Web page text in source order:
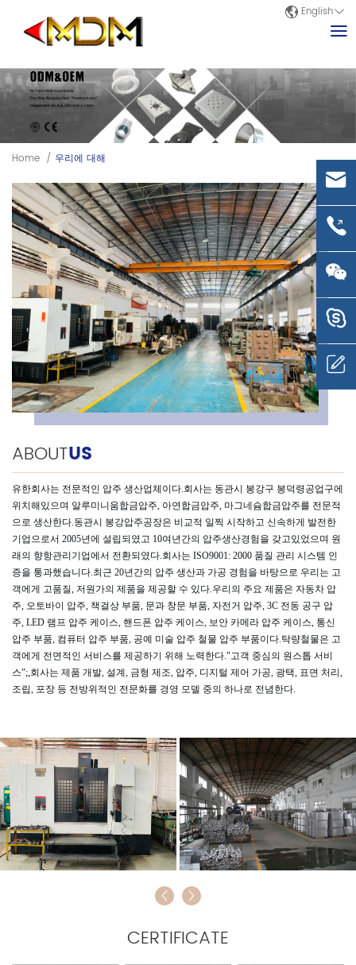
English
Home / 우리에 대해
ABOUTUS
유한회사는 전문적인 압주 생산업체이다.회사는 동관시 봉강구 봉덕령공업구에
위치해있으며 알루미니움합금압주, 아연합금압주, 마그네슘합금압주를 전문적
으로 생산한다.동관시 봉강압주공장은 비교적 일찍 시작하고 신속하게 발전한
기업으로서 2005년에 설립되였고 10여년간의 압주생산경험을 갖고있었으며 원
래의 향항관리기업에서 전환되였다.회사는 ISO9001: 2000 품질 관리 시스템 인
증을 통과했습니다.최근 20년간의 압주 생산과 가공 경험을 바탕으로 우리는 고
객에게 고품질, 저원가의 제품을 제공할 수 있다.우리의 주요 제품은 자동차 압
주, 오토바이 압주, 책걸상 부품, 문과 창문 부품, 자전거 압주, 3C 전동 공구 압
주, LED 램프 압주 케이스, 핸드폰 압주 케이스, 보안 카메라 압주 케이스, 통신
압주 부품, 컴퓨터 압주 부품, 공예 미술 압주 철물 압주 부품이다.탁량철물은 고
객에게 전면적인 서비스를 제공하기 위해 노력한다."고객 중심의 원스톱 서비
스";,회사는 제품 개발, 설계, 금형 제조, 압주, 디지털 제어 가공, 광택, 표면 처리,
조립, 포장 등 전방위적인 전문화를 경영 모델 중의 하나로 전념한다.
CERTIFICATE